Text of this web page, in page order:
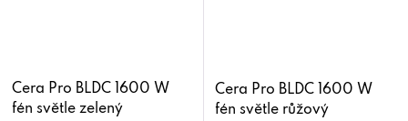
Cera Pro BLDC 1600 W
fén světle zelený
Cera Pro BLDC 1600 W
fén světle růžový